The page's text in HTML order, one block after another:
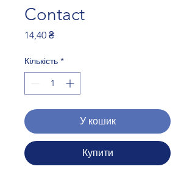
Contact
14,40 ₴Ціна
Кількість *
У кошик
Купити